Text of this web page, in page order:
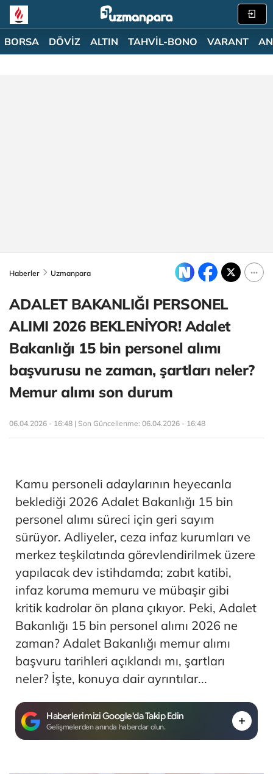
BORSA DÖVİZ ALTIN TAHVİL-BONO VARANT
Haberler Uzmanpara
ADALET BAKANLIĞI PERSONEL
ALIMI 2026 BEKLENİYOR! Adalet
Bakanlığı 15 bin personel alımı
başvurusu ne zaman, şartları neler?
Memur alımı son durum
06.04.2026 - 16:48 | Son Güncellenme: 06.04.2026 - 16:48
Kamu personeli adaylarının heyecanla
beklediği 2026 Adalet Bakanlığı 15 bin
personel alımı süreci için geri sayım
sürüyor. Adliyeler, ceza infaz kurumları ve
merkez teşkilatında görevlendirilmek üzere
yapılacak dev istihdamda; zabıt katibi,
infaz koruma memuru ve mübaşir gibi
kritik kadrolar ön plana çıkıyor. Peki, Adalet
Bakanlığı 15 bin personel alımı 2026 ne
zaman? Adalet Bakanlığı memur alımı
başvuru tarihleri açıklandı mı, şartları
neler? İşte, konuya dair ayrıntılar...
Haberlerimizi Google'da Takip Edin
Gelişmelerden anında haberdar olun.